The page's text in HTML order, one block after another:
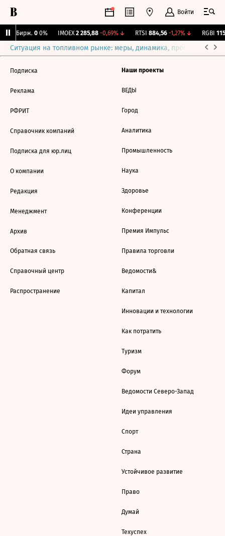
Войти
CNY Бирж. 0 0% IMOEX 2 285,88 -0,69%↓ RTSI 884,56 -1,27%↓ RGBI
Ситуация на топливном рынке: меры, динамика, прогнозы
Подписка
Реклама
РФРИТ
Справочник компаний
Подписка для юр.лиц
О компании
Редакция
Менеджмент
Архив
Обратная связь
Справочный центр
Распространение
Наши проекты
ВЕДЫ
Город
Аналитика
Промышленность
Наука
Здоровье
Конференции
Премия Импульс
Правила торговли
Ведомости&
Капитал
Инновации и технологии
Как потратить
Туризм
Форум
Ведомости Северо-Запад
Идеи управления
Спорт
Страна
Устойчивое развитие
Право
Думай
Техуспех